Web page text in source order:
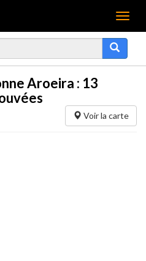
Menu
Aroeira : 13
Voir la carte